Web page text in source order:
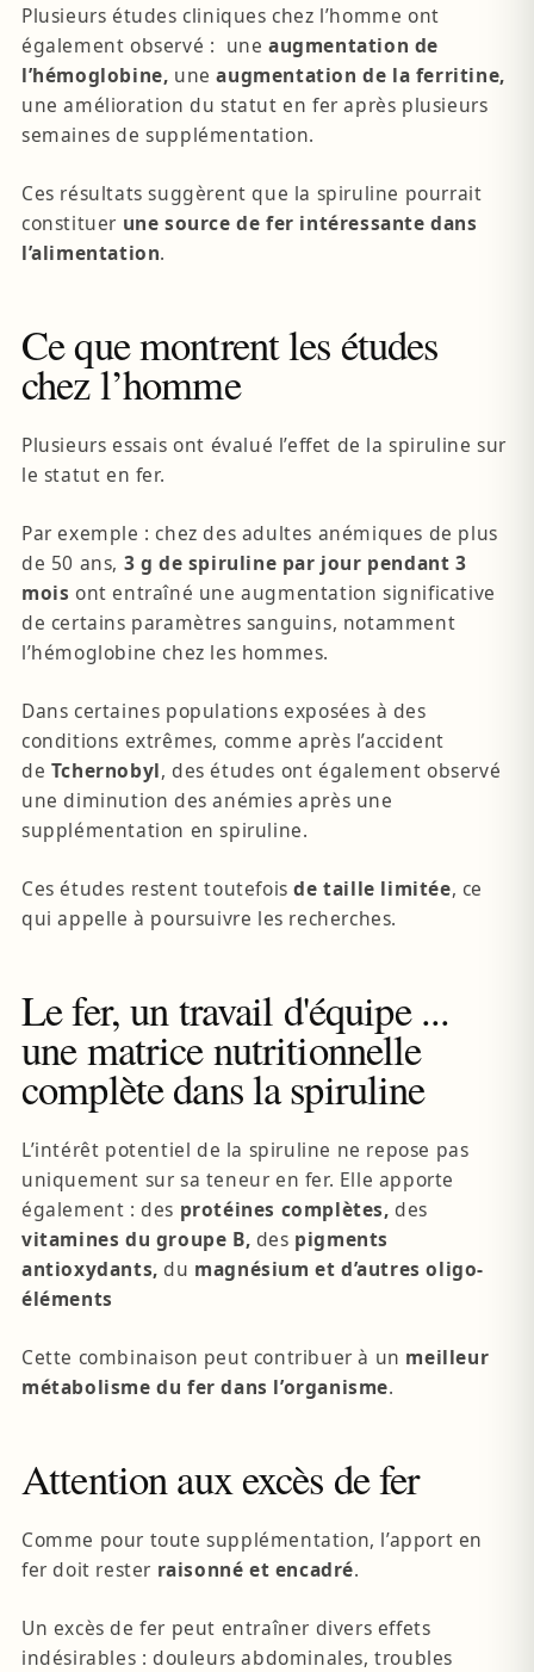
Plusieurs études cliniques chez l’homme ont
également observé : uneaugmentation de
l’hémoglobine, uneaugmentation de la ferritine,
une amélioration du statut en fer après plusieurs
semaines de supplémentation.
Ces résultats suggèrent que la spiruline pourrait
constituer une source de fer intéressante dans
l’alimentation.
Ce que montrent les études
chez l’homme
Plusieurs essais ont évalué l’effet de la spiruline sur
le statut en fer.
Par exemple : chez des adultes anémiques de plus
de 50 ans, 3 g de spiruline par jour pendant 3
mois ont entraîné une augmentation significative
de certains paramètres sanguins, notamment
l’hémoglobine chez les hommes.
Dans certaines populations exposées à des
conditions extrêmes, comme après l’accident
de Tchernobyl, des études ont également observé
une diminution des anémies après une
supplémentation en spiruline.
Ces études restent toutefoisde taille limitée, ce
qui appelle à poursuivre les recherches.
Le fer, un travail d'équipe ...
une matrice nutritionnelle
complète dans la spiruline
L’intérêt potentiel de la spiruline ne repose pas
uniquement sur sa teneur en fer. Elle apporte
également : des protéines complètes,des
vitamines du groupe B, des pigments
antioxydants,du magnésium et d’autres oligo-
éléments
Cette combinaison peut contribuer à un meilleur
métabolisme du fer dans l’organisme.
Attention aux excès de fer
Comme pour toute supplémentation, l’apport en
fer doit rester raisonné et encadré.
Un excès de fer peut entraîner divers effets
indésirables : douleurs abdominales, troubles